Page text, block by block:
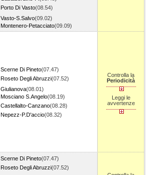
Porto Di Vasto(08.54)
Vasto-S.Salvo(09.02)
Montenero-Petacciato(09.09)
Scerne Di Pineto(07.47)
Roseto Degli Abruzzi(07.52)
Giulianova(08.01)
Mosciano S.Angelo(08.19)
Castellalto-Canzano(08.28)
Nepezz-P.D'accio(08.32)
Controlla la
Periodicità
Leggi le
avvertenze
Scerne Di Pineto(07.47)
Roseto Degli Abruzzi(07.52)